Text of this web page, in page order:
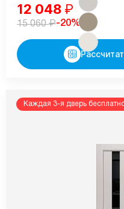
12 048 ₽
15 060₽-20%
Каждая 3-я дверь